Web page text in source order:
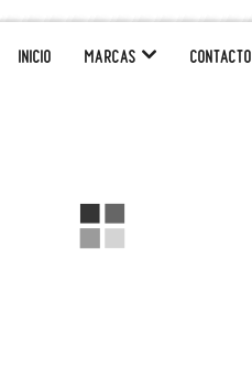
INICIO MARCAS CONTACTO